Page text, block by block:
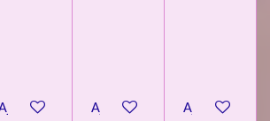
au panierAjouter au panierAjouter au